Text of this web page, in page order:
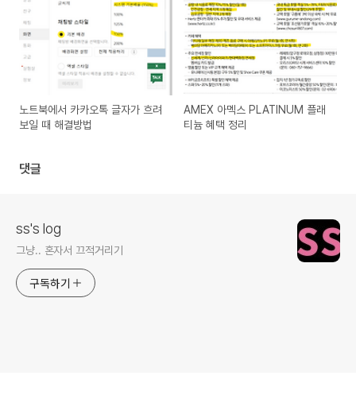
노트북에서 카카오톡 글자가 흐려
보일 때 해결방법
AMEX 아멕스 PLATINUM 플래
티늄 혜택 정리
댓글
ss's log
그냥.. 혼자서 끄적거리기
구독하기